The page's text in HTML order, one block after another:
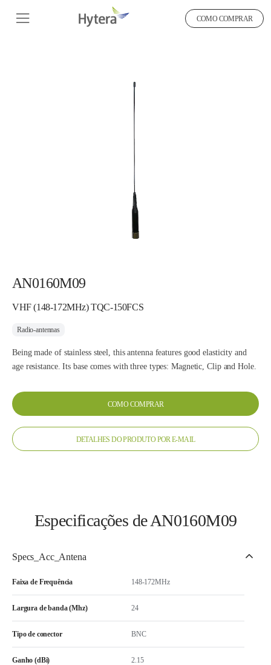
COMO COMPRAR
AN0160M09
VHF (148-172MHz) TQC-150FCS
Radio-antennas
Being made of stainless steel, this antenna features good elasticity and
age resistance. Its base comes with three types: Magnetic, Clip and Hole.
COMO COMPRAR
DETALHES DO PRODUTO POR E-MAIL
Especificações de AN0160M09
Specs_Acc_Antena
Faixa de Frequência 148-172MHz
Largura de banda (Mhz) 24
Tipo de conector BNC
Ganho (dBi) 2.15